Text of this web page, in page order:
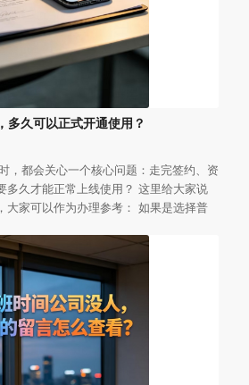
多久可以正式开通使用？
，都会关心一个核心问题：走完签约、资
多久才能正常上线使用？ 这里给大家说
大家可以作为办理参考： 如果是选择普